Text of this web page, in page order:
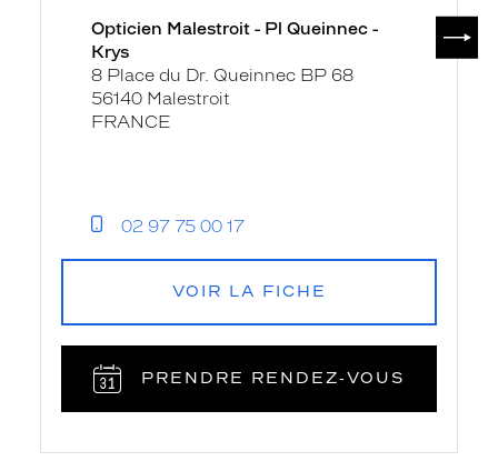
Opticien Malestroit - Pl Queinnec -
Krys
8 Place du Dr. Queinnec BP 68
56140 Malestroit
FRANCE
02 97 75 00 17
VOIR LA FICHE
PRENDRE RENDEZ‑VOUS